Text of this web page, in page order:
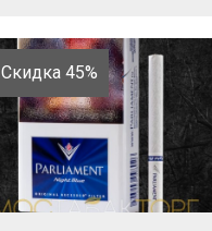
Скидка 45%